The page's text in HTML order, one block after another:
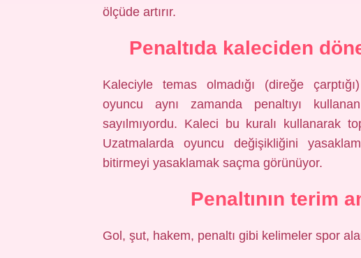
ölçüde artırır.
Penaltıda kaleciden
Kaleciyle temas olmadığı (direğe
oyuncu aynı zamanda penaltıyı
sayılmıyordu. Kaleci bu kuralı kullanarak
Uzatmalarda oyuncu değişikliğini
bitirmeyi yasaklamak saçma görünüyor.
Penaltının terim
Gol, şut, hakem, penaltı gibi kelimeler spor